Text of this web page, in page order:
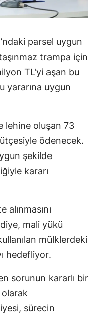
parsel uygun
trampa için
TL’yi aşan bu
yararına uygun
lehine oluşan 73
ödenecek.
şekilde
kararı
alınmasını
mali yükü
mülklerdeki
hedefliyor.
sorunun kararlı bir
olarak
sürecin